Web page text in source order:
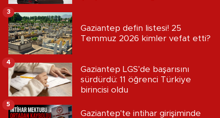
Gaziantep defin listesi! 25
Temmuz 2026 kimler vefat etti?
3
Gaziantep LGS’de başarısını
sürdürdü: 11 öğrenci Türkiye
birincisi oldu
4
Gaziantep'te intihar girişiminde
5